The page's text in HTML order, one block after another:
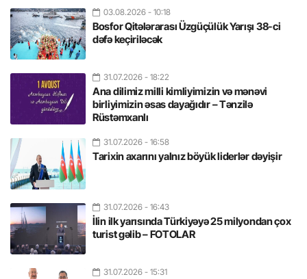
03.08.2026 - 10:18
Bosfor Qitələrarası Üzgüçülük Yarışı 38-ci
dəfə keçiriləcək
31.07.2026 - 18:22
Ana dilimiz milli kimliyimizin və mənəvi
birliyimizin əsas dayağıdır – Tənzilə
Rüstəmxanlı
31.07.2026 - 16:58
Tarixin axarını yalnız böyük liderlər dəyişir
31.07.2026 - 16:43
İlin ilk yarısında Türkiyəyə 25 milyondan çox
turist gəlib – FOTOLAR
31.07.2026 - 15:31